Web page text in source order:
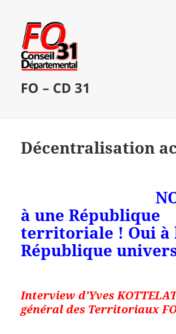
FO – CD 31
Décentralisation
à une République
territoriale ! Oui à
République
Interview d’Yves
général des Territoriaux